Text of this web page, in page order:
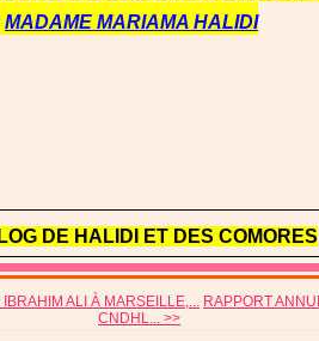
MADAME MARIAMA HALIDI
DE HALIDI ET DES COMORES
IBRAHIM ALI À MARSEILLE,... RAPPORT
CNDHL... >>